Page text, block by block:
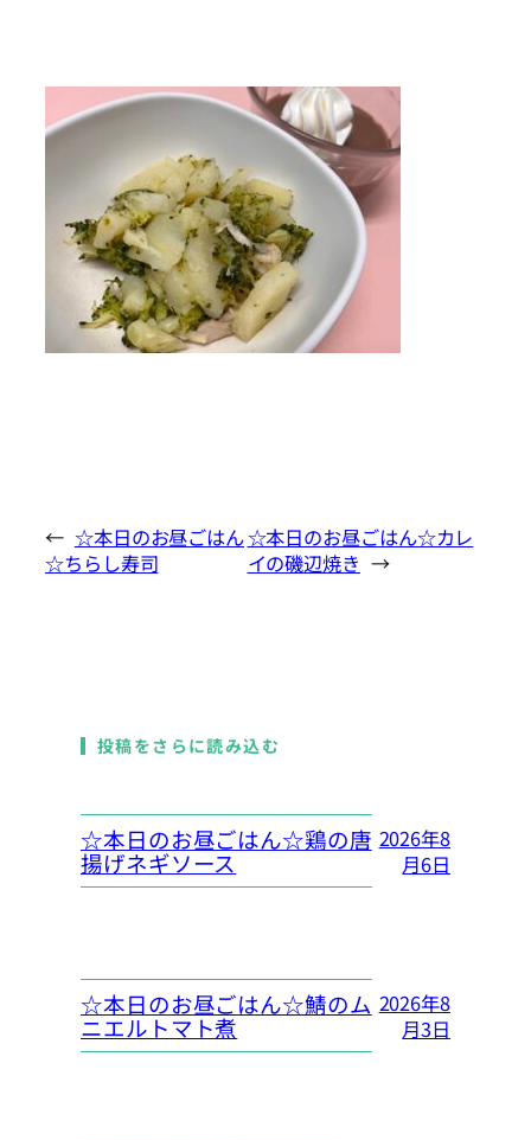
← ☆本日のお昼ごはん
☆ちらし寿司
☆本日のお昼ごはん☆カレ
イの磯辺焼き →
投稿をさらに読み込む
☆本日のお昼ごはん☆鶏の唐
揚げネギソース
2026年8
月6日
☆本日のお昼ごはん☆鯖のム
ニエルトマト煮
2026年8
月3日